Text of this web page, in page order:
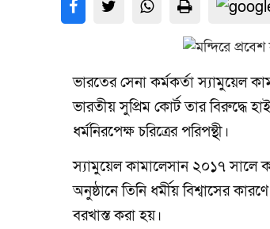
ভারতের সেনা কর্মকর্তা স্যামুয়েল
ভারতীয় সুপ্রিম কোর্ট তার বিরুদ্ধে
ধর্মনিরপেক্ষ চরিত্রের পরিপন্থী।
স্যামুয়েল কামালেসান ২০১৭ সালে
অনুষ্ঠানে তিনি ধর্মীয় বিশ্বাসের
বরখাস্ত করা হয়।